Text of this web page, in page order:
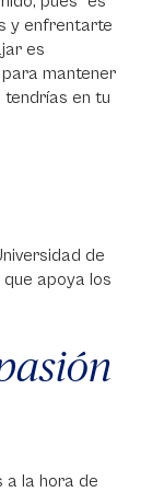
y enfrentarte
es
mantener
tendrías en tu
de
apoya los
a la hora de